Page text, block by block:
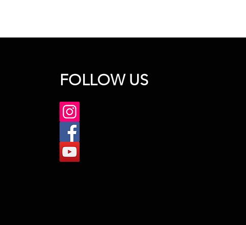
FOLLOW US